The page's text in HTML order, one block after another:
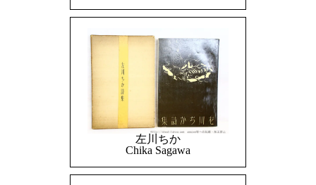
左川ちか
Chika Sagawa